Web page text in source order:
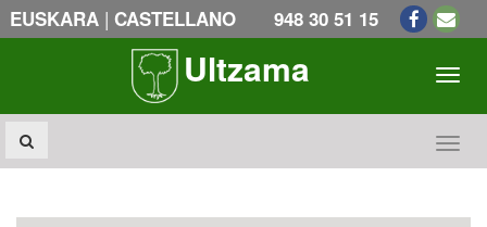
EUSKARA | CASTELLANO 948 30 51 15
Ultzama